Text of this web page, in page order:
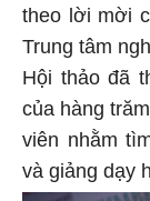
theo lời mời
Trung tâm
Hội thảo đã
của hàng
viên nhằm
và giảng dạy